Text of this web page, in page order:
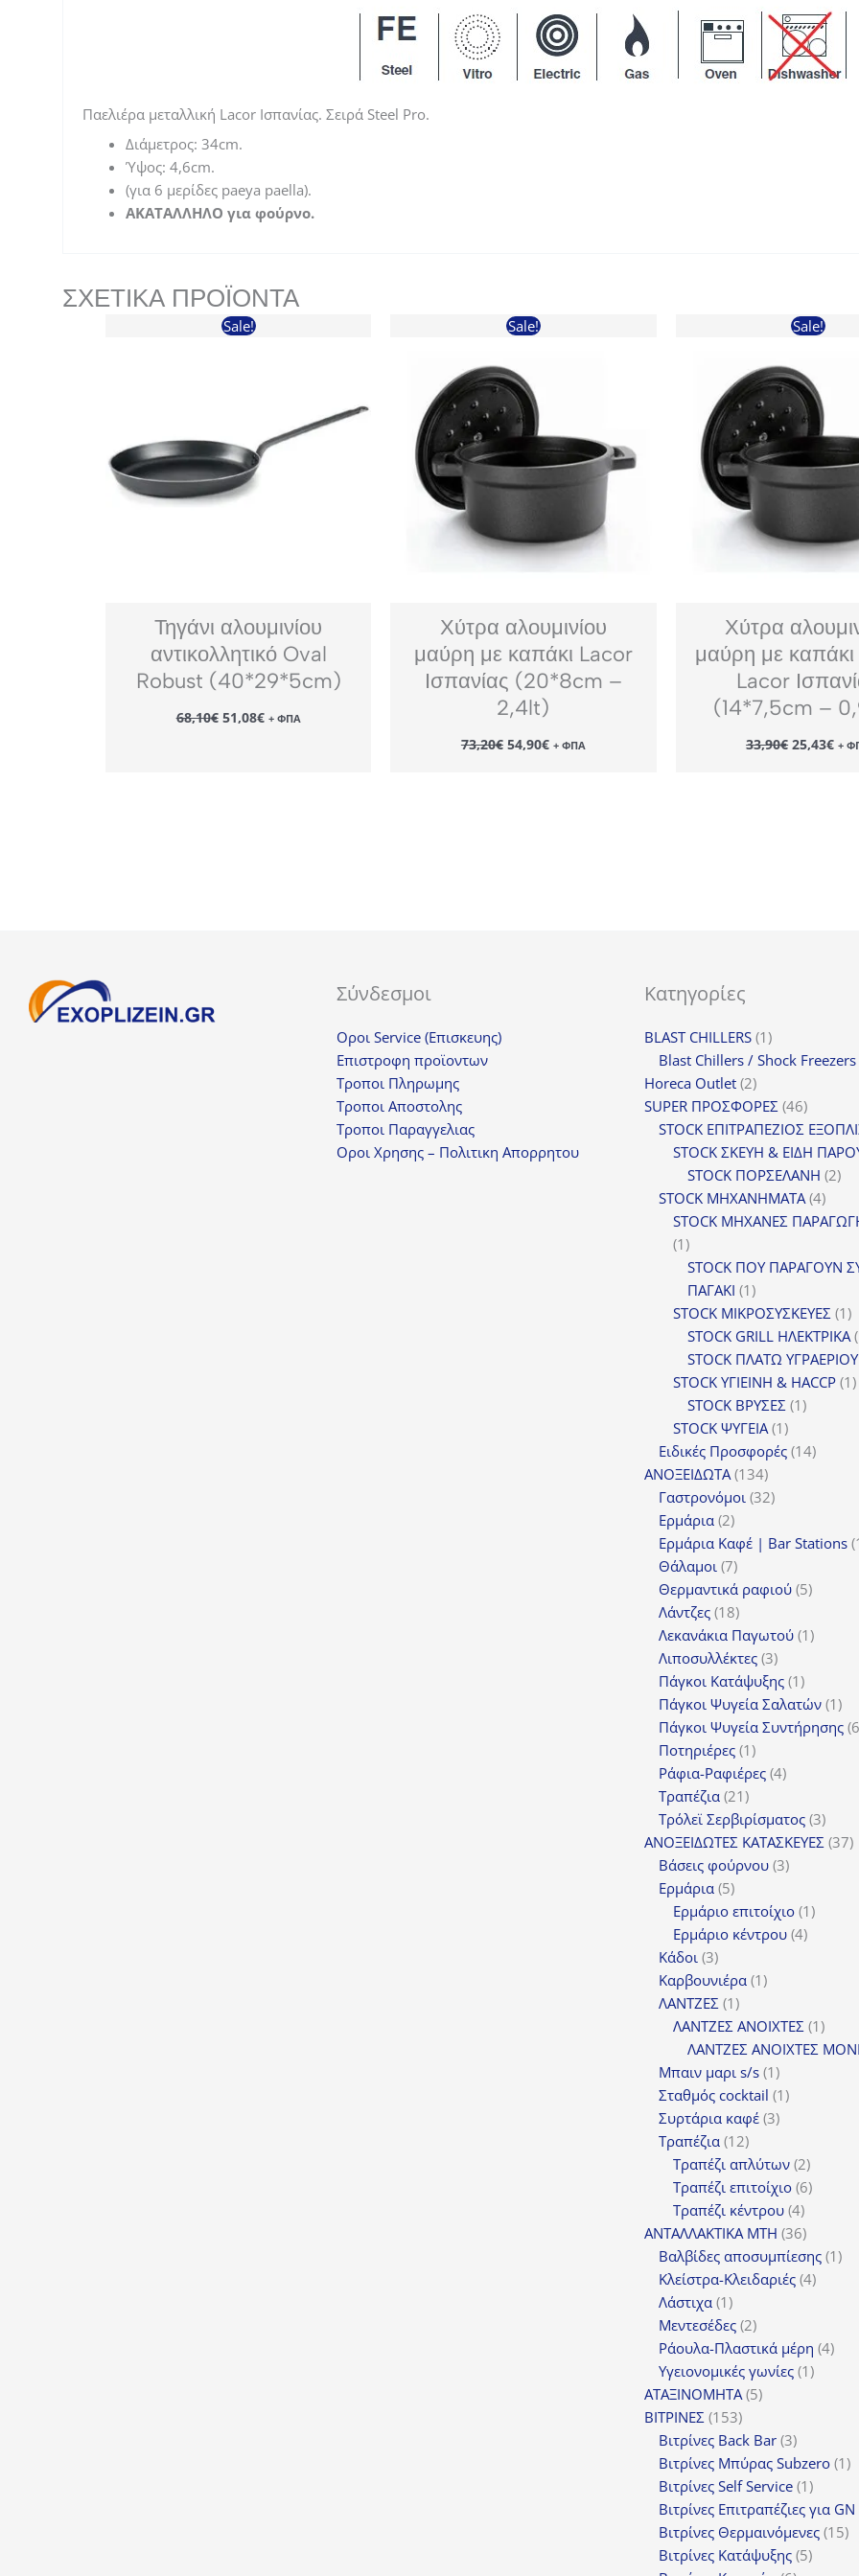
Παελιέρα μεταλλική Lacor Ισπανίας. Σειρά Steel Pro.
Διάμετρος: 34cm.
Ύψος: 4,6cm.
(για 6 μερίδες paeya paella).
AΚΑΤΑΛΛΗΛΟ για φούρνο.
ΣΧΕΤΙΚΆ ΠΡΟΪΌΝΤΑ
Sale!
Τηγάνι αλουμινίου
αντικολλητικό Oval
Robust (40*29*5cm)
68,10€ Original
price
51,08€Η
τρέχουσα
+ ΦΠΑ
Sale!
Χύτρα αλουμινίου
μαύρη με καπάκι Lacor
Ισπανίας (20*8cm –
2,4lt)
73,20€ Original
price
54,90€Η
τρέχουσα
+ ΦΠΑ
Sale!
Χύτρα
μαύρη με καπάκι
Lacor
(14*7,5cm –
33,90€ Original
price
25,43€Η+
Σύνδεσμοι
Οροι Service (Επισκευης)
Επιστροφη προϊοντων
Τροποι Πληρωμης
Τροποι Αποστολης
Τροποι Παραγγελιας
Οροι Χρησης – Πολιτικη Απορρητου
Κατηγορίες
BLAST CHILLERS 11
προϊόν
Blast Chillers / Shock Freezers
Horeca Outlet 22
προϊόντα
SUPER ΠΡΟΣΦΟΡΕΣ 4646
STOCK ΕΠΙΤΡΑΠΕΖΙΟΣ
STOCK ΣΚΕΥΗ & ΕΙΔΗ
STOCK ΠΟΡΣΕΛΑΝΗ 22
STOCK ΜΗΧΑΝΗΜΑΤΑ 44
STOCK ΜΗΧΑΝΕΣ
11
προϊόν
STOCK ΠΟΥ ΠΑΡΑΓΟΥΝ
ΠΑΓΑΚΙ 11
προϊόν
STOCK ΜΙΚΡΟΣΥΣΚΕΥΕΣ 11
STOCK GRILL ΗΛΕΚΤΡΙΚΑ
STOCK ΠΛΑΤΩ ΥΓΡΑΕΡΙΟΥ
STOCK ΥΓΙΕΙΝΗ & HACCP 11
STOCK ΒΡΥΣΕΣ 11
STOCK ΨΥΓΕΙΑ 11
προϊόν
Ειδικές Προσφορές 1414
ΑΝΟΞΕΙΔΩΤΑ 134134
προϊόντα
Γαστρονόμοι 3232
Ερμάρια 22
προϊόντα
Ερμάρια Καφέ | Bar Stations
Θάλαμοι 77
προϊόντα
Θερμαντικά ραφιού 55
Λάντζες 1818
προϊόντα
Λεκανάκια Παγωτού 11
Λιποσυλλέκτες 33
προϊόντα
Πάγκοι Κατάψυξης 11
προϊόν
Πάγκοι Ψυγεία Σαλατών 11
Πάγκοι Ψυγεία Συντήρησης 6
Ποτηριέρες 11
προϊόν
Ράφια-Ραφιέρες 44
Τραπέζια 2121
προϊόντα
Τρόλεϊ Σερβιρίσματος 33
ΑΝΟΞΕΙΔΩΤΕΣ ΚΑΤΑΣΚΕΥΕΣ 3737
Βάσεις φούρνου 33
Ερμάρια 55
προϊόντα
Ερμάριο επιτοίχιο 11
Ερμάριο κέντρου 44
Κάδοι 33
προϊόντα
Καρβουνιέρα 11
ΛΑΝΤΖΕΣ 11
προϊόν
ΛΑΝΤΖΕΣ ΑΝΟΙΧΤΕΣ 11
ΛΑΝΤΖΕΣ ΑΝΟΙΧΤΕΣ
Μπαιν μαρι s/s 11
προϊόν
Σταθμός cocktail 11
Συρτάρια καφέ 33
Τραπέζια 1212
προϊόντα
Τραπέζι απλύτων 22
προϊόντα
Τραπέζι επιτοίχιο 66
Τραπέζι κέντρου 44
προϊόντα
ΑΝΤΑΛΛΑΚΤΙΚΑ MTH 3636
προϊόντα
Βαλβίδες αποσυμπίεσης 11
Κλείστρα-Κλειδαριές 44
Λάστιχα 11
προϊόν
Μεντεσέδες 22
προϊόντα
Ράουλα-Πλαστικά μέρη 44
Υγειονομικές γωνίες 11
ΑΤΑΞΙΝΟΜΗΤΑ 55
ΒΙΤΡΙΝΕΣ 153153
προϊόντα
Βιτρίνες Back Bar 33
προϊόντα
Βιτρίνες Mπύρας Subzero 11
Βιτρίνες Self Service 11
προϊόν
Βιτρίνες Επιτραπέζιες για GN
Βιτρίνες Θερμαινόμενες 1515
Βιτρίνες Κατάψυξης 55